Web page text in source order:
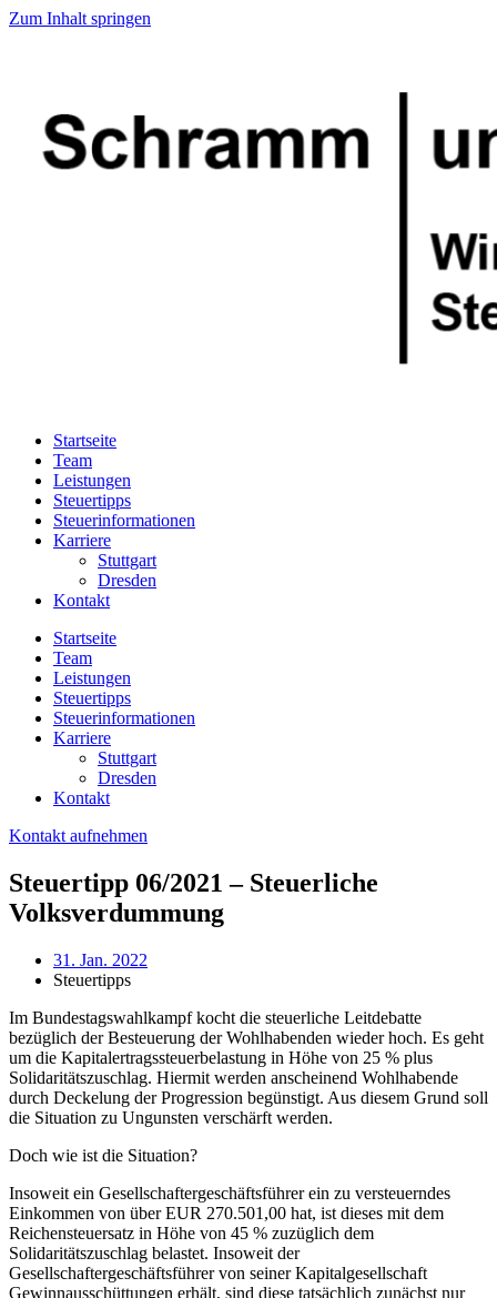
Zum Inhalt springen
Startseite
Team
Leistungen
Steuertipps
Steuerinformationen
Karriere
Stuttgart
Dresden
Kontakt
Startseite
Team
Leistungen
Steuertipps
Steuerinformationen
Karriere
Stuttgart
Dresden
Kontakt
Kontakt aufnehmen
Steuertipp 06/2021 – Steuerliche
Volksverdummung
31. Jan. 2022
Steuertipps
Im Bundestagswahlkampf kocht die steuerliche Leitdebatte
bezüglich der Besteuerung der Wohlhabenden wieder hoch. Es geht
um die Kapitalertragssteuerbelastung in Höhe von 25 % plus
Solidaritätszuschlag. Hiermit werden anscheinend Wohlhabende
durch Deckelung der Progression begünstigt. Aus diesem Grund soll
die Situation zu Ungunsten verschärft werden.
Doch wie ist die Situation?
Insoweit ein Gesellschaftergeschäftsführer ein zu versteuerndes
Einkommen von über EUR 270.501,00 hat, ist dieses mit dem
Reichensteuersatz in Höhe von 45 % zuzüglich dem
Solidaritätszuschlag belastet. Insoweit der
Gesellschaftergeschäftsführer von seiner Kapitalgesellschaft
Gewinnausschüttungen erhält, sind diese tatsächlich zunächst nur